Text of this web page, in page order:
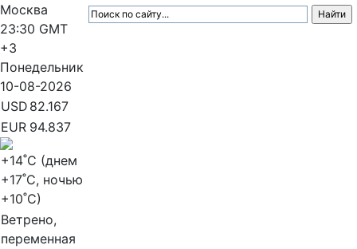
Москва
23:30 GMT
+3
Понедельник
10-08-2026
USD 82.167
EUR 94.837
+14˚C (днем
+17˚C, ночью
+10˚C)
Ветрено,
переменная